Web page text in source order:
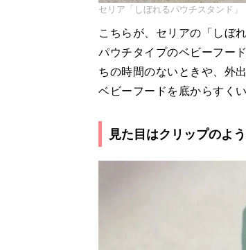
セリア「しぼれるパウチスタンド」
こちらが、セリアの「しぼ
パウチタイプのベビーフー
ちの時間のないときや、外
ベビーフードを底からすく
見た目はクリップのよ